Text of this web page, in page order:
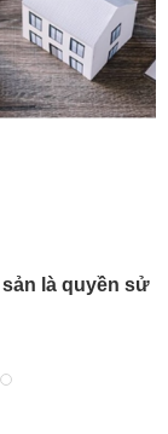
là quyền sử